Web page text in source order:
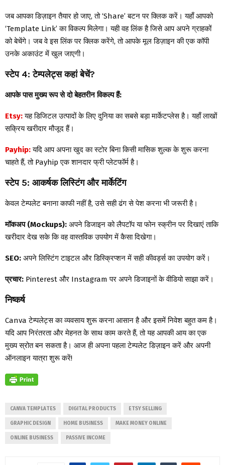
जब आपका डिज़ाइन तैयार हो जाए, तो ‘Share’ बटन पर क्लिक करें। यहाँ आपको
‘Template Link’ का विकल्प मिलेगा। यही वह लिंक है जिसे आप अपने ग्राहकों
को बेचेंगे। जब वे इस लिंक पर क्लिक करेंगे, तो आपके मूल डिज़ाइन की एक कॉपी
उनके अकाउंट में खुल जाएगी।
स्टेप 4: टेम्पलेट्स कहां बेचें?
आपके पास मुख्य रूप से दो बेहतरीन विकल्प हैं:
Etsy: यह डिजिटल उत्पादों के लिए दुनिया का सबसे बड़ा मार्केटप्लेस है। यहाँ लाखों
सक्रिय खरीदार मौजूद हैं।
Payhip:यदि आप अपना खुद का स्टोर बिना किसी मासिक शुल्क के शुरू करना
चाहते हैं, तो Payhip एक शानदार फ्री प्लेटफॉर्म है।
स्टेप 5: आकर्षक लिस्टिंग और मार्केटिंग
केवल टेम्पलेट बनाना काफी नहीं है, उसे सही ढंग से पेश करना भी जरूरी है।
मॉकअप (Mockups): अपने डिजाइन को लैपटॉप या फोन स्क्रीन पर दिखाएं ताकि
खरीदार देख सके कि वह वास्तविक उपयोग में कैसा दिखेगा।
SEO: अपने लिस्टिंग टाइटल और डिस्क्रिप्शन में सही कीवर्ड्स का उपयोग करें।
प्रचार: Pinterest और Instagram पर अपने डिजाइनों के वीडियो साझा करें।
निष्कर्ष
Canva टेम्पलेट्स का व्यवसाय शुरू करना आसान है और इसमें निवेश बहुत कम है।
यदि आप निरंतरता और मेहनत के साथ काम करते हैं, तो यह आपकी आय का एक
मुख्य स्रोत बन सकता है। आज ही अपना पहला टेम्पलेट डिज़ाइन करें और अपनी
ऑनलाइन यात्रा शुरू करें!
CANVA TEMPLATES DIGITAL PRODUCTS ETSY SELLING
GRAPHIC DESIGN HOME BUSINESS MAKE MONEY ONLINE
ONLINE BUSINESS PASSIVE INCOME